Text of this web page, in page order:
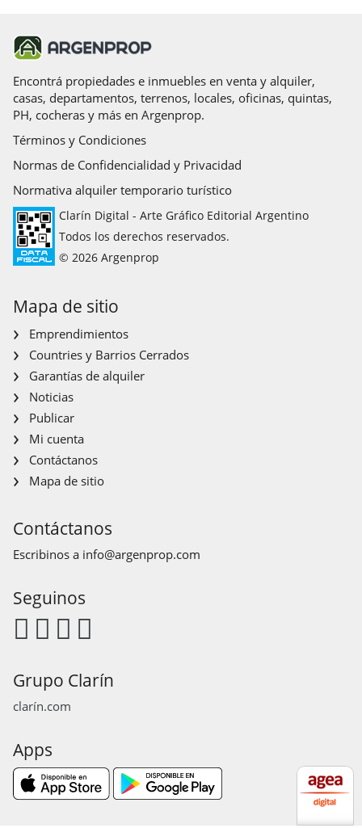
Encontrá propiedades e inmuebles en venta y alquiler,
casas, departamentos, terrenos, locales, oficinas, quintas,
PH, cocheras y más en Argenprop.
Términos y Condiciones
Normas de Confidencialidad y Privacidad
Normativa alquiler temporario turístico
Clarín Digital - Arte Gráfico Editorial Argentino
Todos los derechos reservados.
© 2026 Argenprop
Mapa de sitio
Emprendimientos
Countries y Barrios Cerrados
Garantías de alquiler
Noticias
Publicar
Mi cuenta
Contáctanos
Mapa de sitio
Contáctanos
Escribinos a info@argenprop.com
Seguinos
Grupo Clarín
clarín.com
Apps